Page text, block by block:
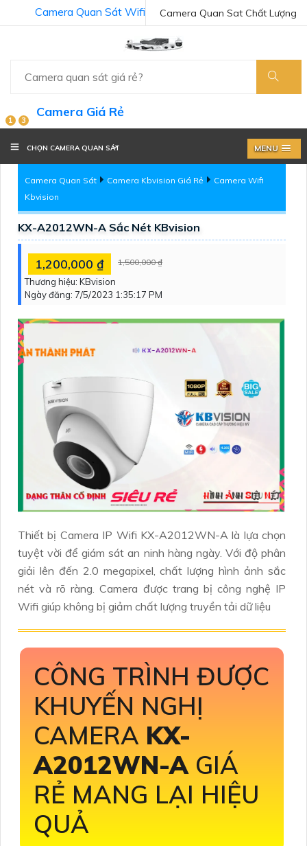
Camera Quan Sat Chất Lượng
Camera Quan Sát Wifi
1 3
Camera Giá Rẻ
CHỌN CAMERA QUAN SÁT MENU
Camera Quan Sát Camera Kbvision Giá Rẻ
Camera Wifi
Kbvision
KX-A2012WN-A Sắc Nét KBvision
1,200,000 ₫ 1,500,000 ₫
Thương hiệu: KBvision
Ngày đăng: 7/5/2023 1:35:17 PM
Thiết bị Camera IP Wifi KX-A2012WN-A là lựa chọn
tuyệt vời để giám sát an ninh hàng ngày. Với độ phân
giải lên đến 2.0 megapixel, chất lượng hình ảnh sắc
nét và rõ ràng. Camera được trang bị công nghệ IP
Wifi giúp không bị giảm chất lượng truyền tải dữ liệu
CÔNG TRÌNH ĐƯỢC
KHUYẾN NGHỊ
CAMERA KX-
A2012WN-A GIÁ
RẺ MANG LẠI HIỆU
QUẢ